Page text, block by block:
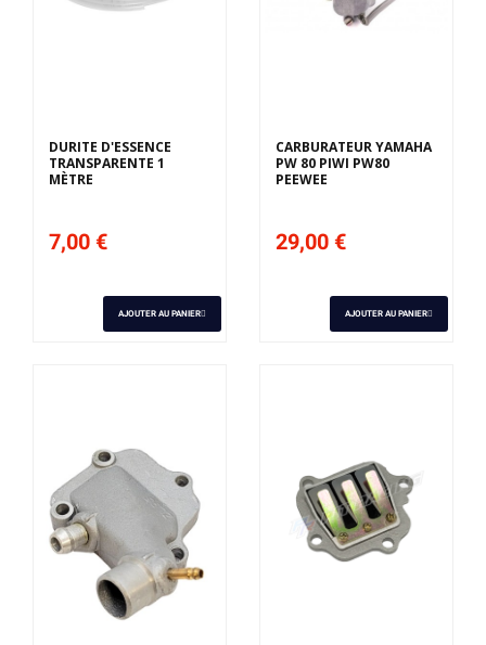
DURITE D'ESSENCE
TRANSPARENTE 1
MÈTRE
7,00 €
AJOUTER AU PANIER
CARBURATEUR YAMAHA
PW 80 PIWI PW80
PEEWEE
29,00 €
AJOUTER AU PANIER